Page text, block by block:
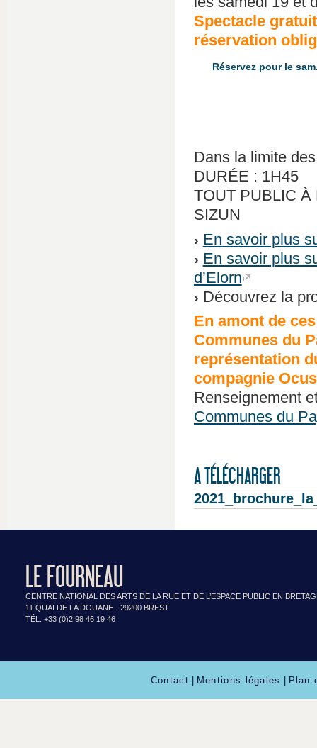
Spectacle
réservation
Réservez pour le
Dans la limite
DURÉE : 1H45
TOUT PUBLIC À
SIZUN
En savoir plus
En savoir plus
d’Elorn
Découvrez la
En amont de
Communes du
représentation
compagnie
Renseignement
Communes du
A TÉLÉCHARGER
LE FOURNEAU
CENTRE NATIONAL DES ARTS DE LA RUE ET DE L’ESPACE PUBLIC EN
11 QUAI DE LA DOUANE - 29200 BREST
TÉL. +33 (0)2 98 46 19 46
Contact Mentions légales Plan